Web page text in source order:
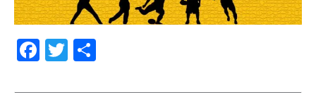
Facebook
Twitter